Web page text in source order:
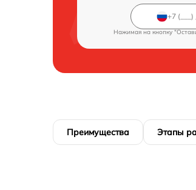
Нажимая на кнопку
Преимущества Этапы